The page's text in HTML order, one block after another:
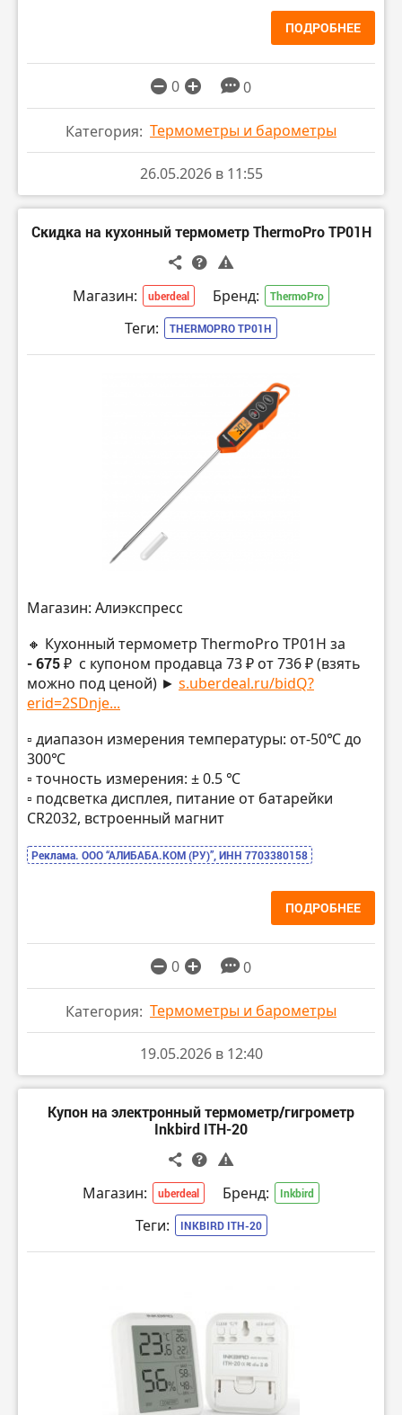
ПОДРОБНЕЕ
0 0
Категория: Термометры и барометры
26.05.2026 в 11:55
Скидка на кухонный термометр ThermoPro TP01H
Магазин: uberdeal Бренд: ThermoPro
Теги: THERMOPRO TP01H
Магазин: Алиэкспресс
🔸 Кухонный термометр ThermoPro TP01H за
- 675 ₽ с купоном продавца 73 ₽ от 736 ₽ (взять
можно под ценой) ► s.uberdeal.ru/bidQ?
erid=2SDnje...
▫️ диапазон измерения температуры: от-50℃ до
300℃
▫️ точность измерения: ± 0.5 ℃
▫️ подсветка дисплея, питание от батарейки
CR2032, встроенный магнит
Реклама. ООО “АЛИБАБА.КОМ (РУ)”, ИНН 7703380158
ПОДРОБНЕЕ
0 0
Категория: Термометры и барометры
19.05.2026 в 12:40
Купон на электронный термометр/гигрометр
Inkbird ITH-20
Магазин: uberdeal Бренд: Inkbird
Теги: INKBIRD ITH-20